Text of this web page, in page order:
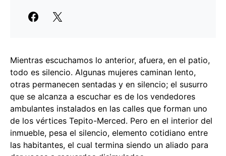
Mientras escuchamos lo anterior, afuera, en el patio,
todo es silencio. Algunas mujeres caminan lento,
otras permanecen sentadas y en silencio; el susurro
que se alcanza a escuchar es de los vendedores
ambulantes instalados en las calles que forman uno
de los vértices Tepito-Merced. Pero en el interior del
inmueble, pesa el silencio, elemento cotidiano entre
las habitantes, el cual termina siendo un aliado para